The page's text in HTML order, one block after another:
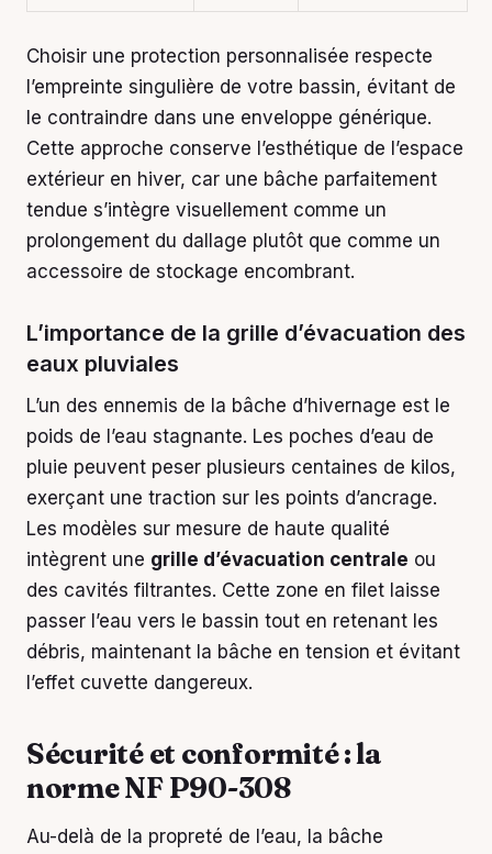
Choisir une protection personnalisée respecte
l’empreinte singulière de votre bassin, évitant de
le contraindre dans une enveloppe générique.
Cette approche conserve l’esthétique de l’espace
extérieur en hiver, car une bâche parfaitement
tendue s’intègre visuellement comme un
prolongement du dallage plutôt que comme un
accessoire de stockage encombrant.
L’importance de la grille d’évacuation des
eaux pluviales
L’un des ennemis de la bâche d’hivernage est le
poids de l’eau stagnante. Les poches d’eau de
pluie peuvent peser plusieurs centaines de kilos,
exerçant une traction sur les points d’ancrage.
Les modèles sur mesure de haute qualité
intègrent une grille d’évacuation centrale ou
des cavités filtrantes. Cette zone en filet laisse
passer l’eau vers le bassin tout en retenant les
débris, maintenant la bâche en tension et évitant
l’effet cuvette dangereux.
Sécurité et conformité : la
norme NF P90-308
Au-delà de la propreté de l’eau, la bâche